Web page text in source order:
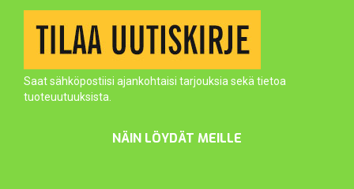
Saat sähköpostiisi ajankohtaisi tarjouksia sekä tietoa
tuoteuutuuksista.
NÄIN LÖYDÄT MEILLE